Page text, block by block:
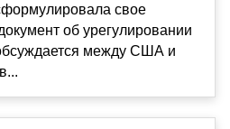
свое
об урегулировании
между США и